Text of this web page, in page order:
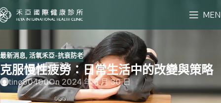
最新消息, 活氧禾亞-抗衰防老
克服慢性疲勞：日常生活中的改變與策略
tino50400On 2024 年 5 月 30 日